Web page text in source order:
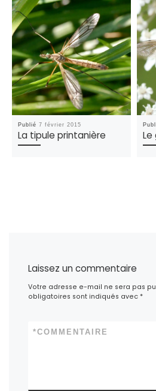
Publié7 février 2015
La tipule printanière
Laissez un commentaire
Votre adresse e-mail ne sera pas
obligatoires sont indiqués avec*
COMMENTAIRE
*